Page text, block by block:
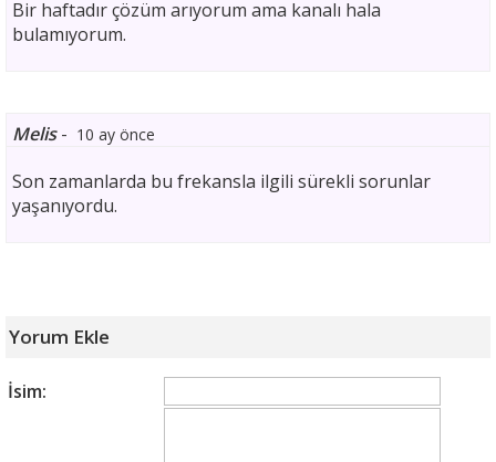
Bir haftadır çözüm arıyorum ama kanalı hala
bulamıyorum.
Melis- 10 ay önce
Son zamanlarda bu frekansla ilgili sürekli sorunlar
yaşanıyordu.
Yorum Ekle
İsim: